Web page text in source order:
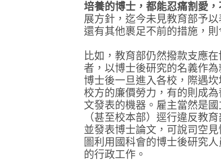
培養的博士，都能忍痛割愛
展方針，迄今未見教育部予
還有其他裹足不前的措施，
比如，教育部仍然撥款支應
者，以博士後研究的名義作
博士後一旦進入各校，際遇
校方的廉價勞力，有的則成
文發表的機器。雇主當然是
（甚至校本部）逕行違反教
並發表博士論文，可說司空
圖利用國科會的博士後研究
的行政工作。